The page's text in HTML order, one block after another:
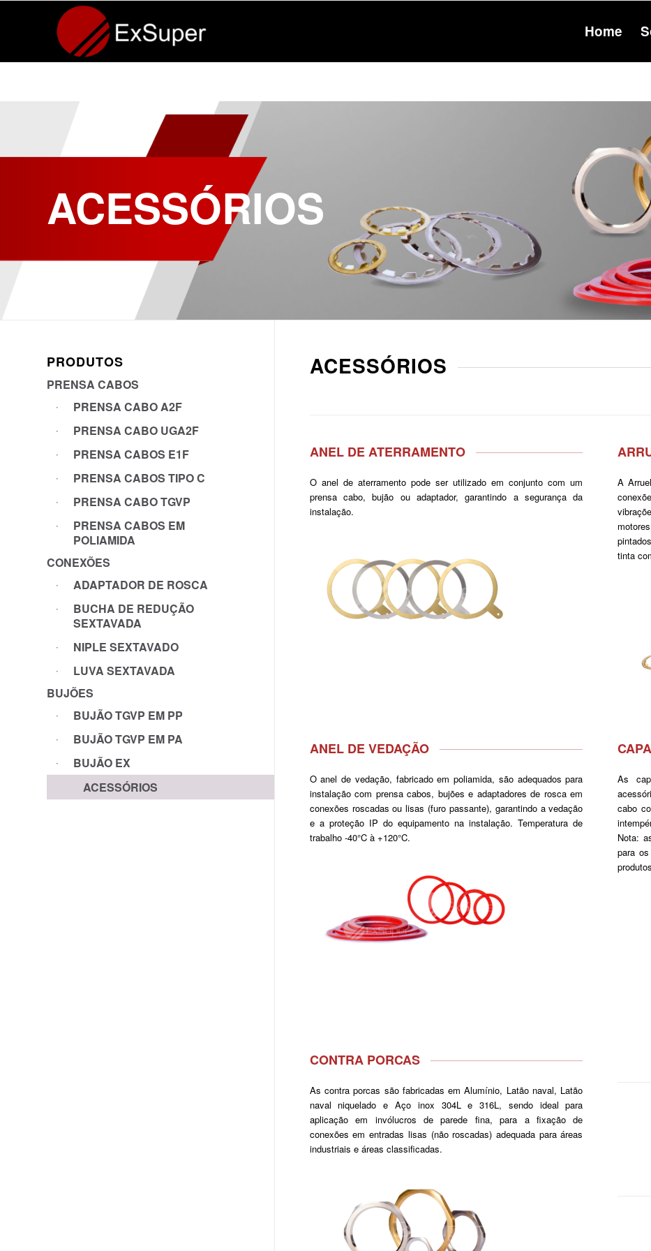
Home
ACESSÓRIOS
ACESSÓRIOS
ANEL DE ATERRAMENTO
O anel de aterramento pode ser utilizado em conjunto com um
prensa cabo, bujão ou adaptador, garantindo a segurança da
instalação.
A
tinta
ANEL DE VEDAÇÃO
O anel de vedação, fabricado em poliamida, são adequados para
instalação com prensa cabos, bujões e adaptadores de rosca em
conexões roscadas ou lisas (furo passante), garantindo a vedação
e a proteção IP do equipamento na instalação. Temperatura de
trabalho -40°C à +120°C.
As
cabo
Nota:
para
CONTRA PORCAS
As contra porcas são fabricadas em Alumínio, Latão naval, Latão
naval niquelado e Aço inox 304L e 316L, sendo ideal para
aplicação em invólucros de parede ﬁna, para a ﬁxação de
conexões em entradas lisas (não roscadas) adequada para áreas
industriais e áreas classiﬁcadas.
PRODUTOS
PRENSA CABOS
PRENSA CABO A2F
PRENSA CABO UGA2F
PRENSA CABOS E1F
PRENSA CABOS TIPO C
PRENSA CABO TGVP
PRENSA CABOS EM
POLIAMIDA
CONEXÕES
ADAPTADOR DE ROSCA
BUCHA DE REDUÇÃO
SEXTAVADA
NIPLE SEXTAVADO
LUVA SEXTAVADA
BUJÕES
BUJÃO TGVP EM PP
BUJÃO TGVP EM PA
BUJÃO EX
ACESSÓRIOS